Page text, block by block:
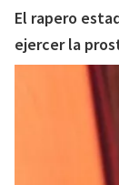
El rapero
ejercer la